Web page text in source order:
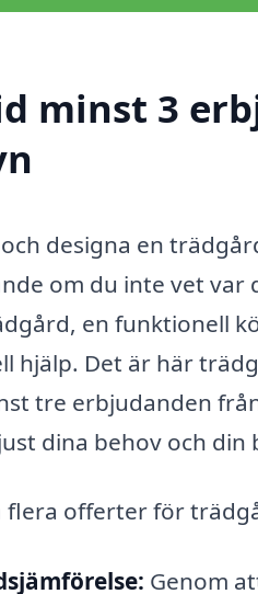
minst 3
designa en
om du inte vet var
en funktionell
hjälp. Det är här
tre erbjudanden
dina behov och din
flera offerter för
Genom